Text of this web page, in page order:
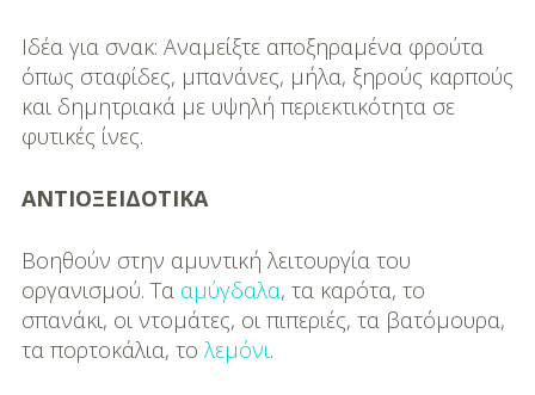
Ιδέα για σνακ: Αναμείξτε αποξηραμένα φρούτα
όπως σταφίδες, μπανάνες, μήλα, ξηρούς καρπούς
και δημητριακά με υψηλή περιεκτικότητα σε
φυτικές ίνες.
ΑΝΤΙΟΞΕΙΔΟΤΙΚΑ
Βοηθούν στην αμυντική λειτουργία του
οργανισμού. Τα αμύγδαλα, τα καρότα, το
σπανάκι, οι ντομάτες, οι πιπεριές, τα βατόμουρα,
τα πορτοκάλια, το λεμόνι.